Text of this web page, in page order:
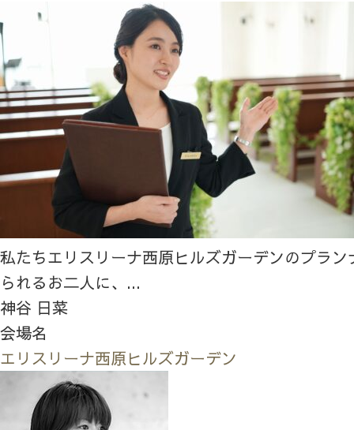
私たちエリスリーナ西原ヒルズガーデンのプラ
られるお二人に、...
神谷 日菜
会場名
エリスリーナ西原ヒルズガーデン